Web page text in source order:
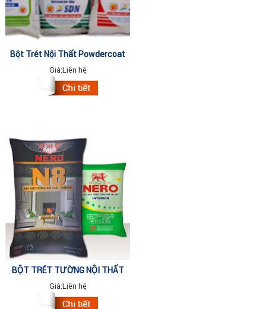
Bột Trét Nội Thất Powdercoat
40kg
Giá:Liên hệ
BỘT TRÉT TƯỜNG NỘI THẤT
NERO N8 (NEW) BAO 40KG
Giá:Liên hệ